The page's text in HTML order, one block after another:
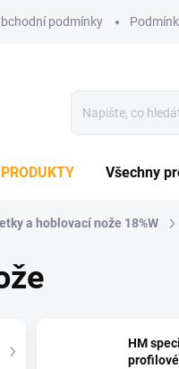
podmínky
Všechny
a hoblovací nože 18%W
HM